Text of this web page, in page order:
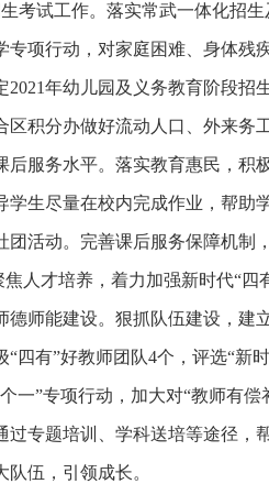
考试工作。落实常武一体化招
专项行动，对家庭困难、身体残
2021年幼儿园及义务教育阶段
区积分办做好流动人口、外来务
后服务水平。落实教育惠民，积
学生尽量在校内完成作业，帮助
团活动。完善课后服务保障机制
焦人才培养，着力加强新时代“四
德师能建设。狠抓队伍建设，建
“四有”好教师团队4个，评选“新
一”专项行动，加大对“教师有
过专题培训、学科送培等途径，
队伍，引领成长。